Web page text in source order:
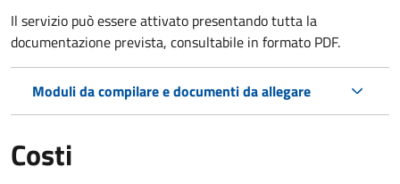
Il servizio può essere attivato presentando tutta la
documentazione prevista, consultabile in formato PDF.
Moduli da compilare e documenti da allegare
Costi